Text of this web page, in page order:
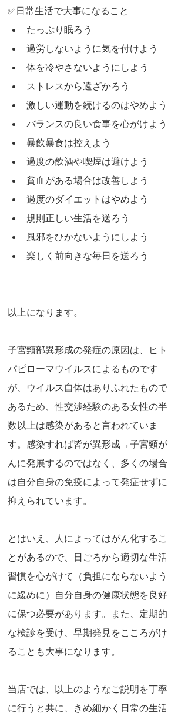
✅日常生活で大事になること
たっぷり眠ろう
過労しないように気を付けよう
体を冷やさないようにしよう
ストレスから遠ざかろう
激しい運動を続けるのはやめよう
バランスの良い食事を心がけよう
暴飲暴食は控えよう
過度の飲酒や喫煙は避けよう
貧血がある場合は改善しよう
過度のダイエットはやめよう
規則正しい生活を送ろう
風邪をひかないようにしよう
楽しく前向きな毎日を送ろう
以上になります。
子宮頸部異形成の発症の原因は、ヒト
パピローマウイルスによるものです
が、ウイルス自体はありふれたもので
あるため、性交渉経験のある女性の半
数以上は感染があると言われていま
す。感染すれば皆が異形成→子宮頸が
んに発展するのではなく、多くの場合
は自分自身の免疫によって発症せずに
抑えられています。
とはいえ、人によってはがん化するこ
とがあるので、日ごろから適切な生活
習慣を心がけて（負担にならないよう
に緩めに）自分自身の健康状態を良好
に保つ必要があります。また、 定期的
な検診を受け、早期発見をこころがけ
ることも大事になります。
当店では、以上のようなご説明を丁寧
に行うと共に、きめ細かく日常の生活